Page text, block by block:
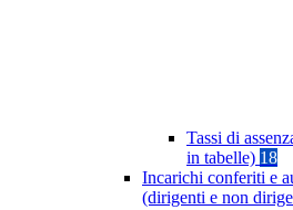
Tassi di
in tabelle) 18
Incarichi conferiti e
(dirigenti e non